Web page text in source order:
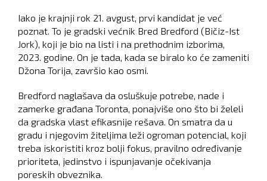
Iako je krajnji rok 21. avgust, prvi kandidat je već
poznat. To je gradski većnik Bred Bredford (Bičiz-Ist
Jork), koji je bio na listi i na prethodnim izborima,
2023. godine. On je tada, kada se biralo ko će zameniti
Džona Torija, završio kao osmi.
Bredford naglašava da osluškuje potrebe, nade i
zamerke građana Toronta, ponajviše ono što bi želeli
da gradska vlast efikasnije rešava. On smatra da u
gradu i njegovim žiteljima leži ogroman potencial, koji
treba iskoristiti kroz bolji fokus, pravilno određivanje
prioriteta, jedinstvo i ispunjavanje očekivanja
poreskih obveznika.